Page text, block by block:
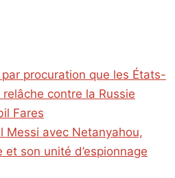
procuration que les États-
contre la Russie
Fares
Messi avec Netanyahou,
et son unité d’espionnage